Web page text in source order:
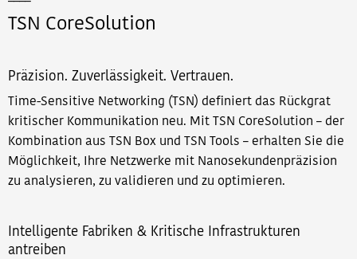
TSN CoreSolution
Präzision. Zuverlässigkeit. Vertrauen.
Time-Sensitive Networking (TSN) definiert das Rückgrat
kritischer Kommunikation neu. Mit TSN CoreSolution – der
Kombination aus TSN Box und TSN Tools – erhalten Sie die
Möglichkeit, Ihre Netzwerke mit Nanosekundenpräzision
zu analysieren, zu validieren und zu optimieren.
Intelligente Fabriken & Kritische Infrastrukturen
antreiben